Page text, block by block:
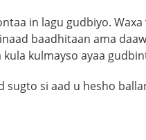
in lagu gudbiyo.
baadhitaan ama
kulmayso ayaa
sugto si aad u hesho